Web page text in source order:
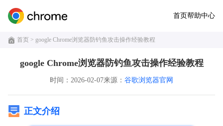
首页帮助中心
首页 > google Chrome浏览器防钓鱼攻击操作经验教程
google Chrome浏览器防钓鱼攻击操作经验教程
时间：2026-02-07来源： 谷歌浏览器官网
正文介绍